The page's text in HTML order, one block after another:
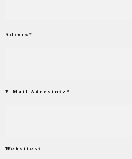
Adınız *
E-Mail Adresiniz *
Websitesi